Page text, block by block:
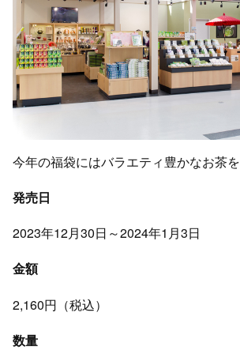
今年の福袋にはバラエティ豊かなお茶を
発売日
2023年12月30日～2024年1月3日
金額
2,160円（税込）
数量